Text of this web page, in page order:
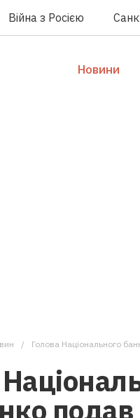
Війна з Росією
Новини
Голова Національного
подав